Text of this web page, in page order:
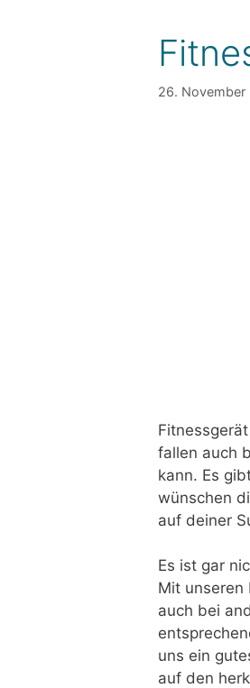
26. November
fallen auch
kann. Es
wünschen
auf deiner
Es ist gar
Mit unseren
auch bei
uns ein
auf den